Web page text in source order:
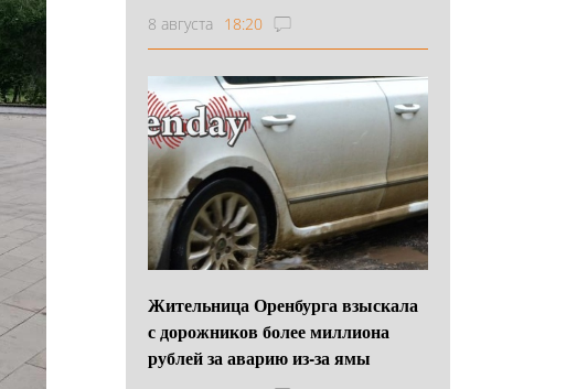
8 августа 18:20
Жительница Оренбурга взыскала
с дорожников более миллиона
рублей за аварию из-за ямы